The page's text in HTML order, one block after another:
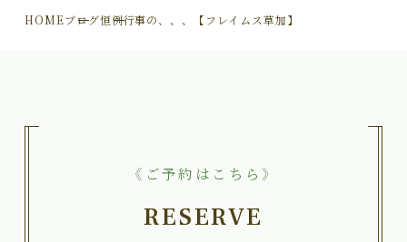
HOMEブログ恒例行事の、、、【フレイムス草加】
《ご予約はこちら》
RESERVE